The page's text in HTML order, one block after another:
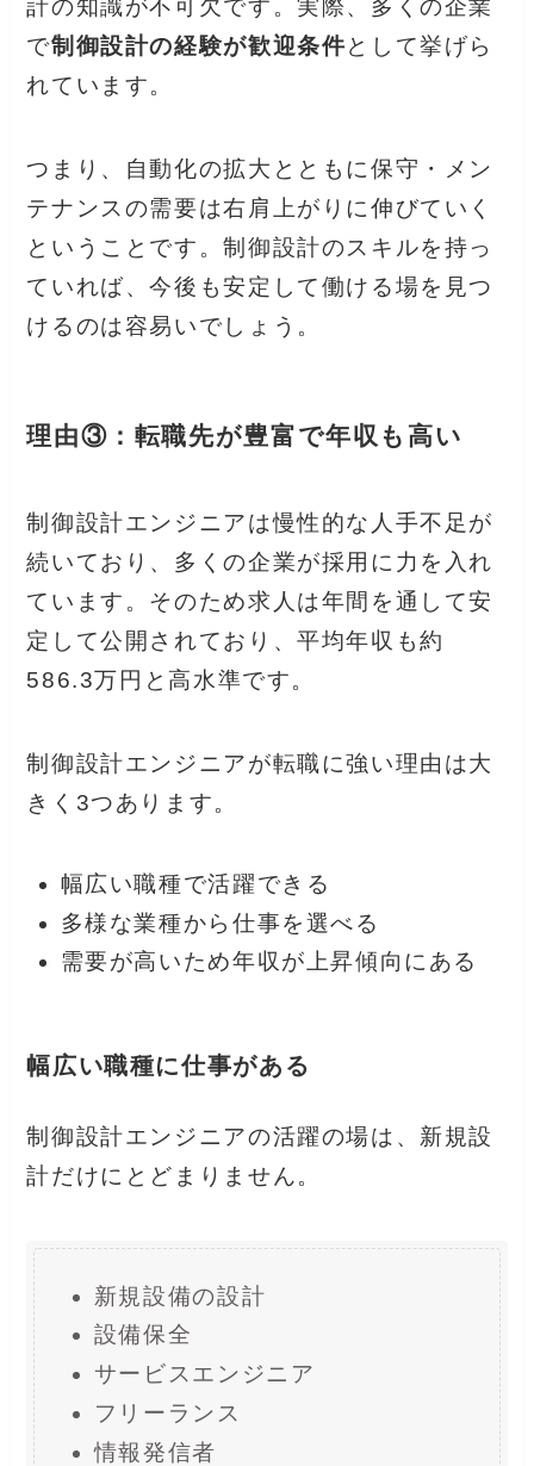
計の知識が不可欠です。実際、多くの企業
で制御設計の経験が歓迎条件として挙げら
れています。
つまり、自動化の拡大とともに保守・メン
テナンスの需要は右肩上がりに伸びていく
ということです。制御設計のスキルを持っ
ていれば、今後も安定して働ける場を見つ
けるのは容易いでしょう。
理由③：転職先が豊富で年収も高い
制御設計エンジニアは慢性的な人手不足が
続いており、多くの企業が採用に力を入れ
ています。そのため求人は年間を通して安
定して公開されており、平均年収も約
586.3万円と高水準です。
制御設計エンジニアが転職に強い理由は大
きく3つあります。
幅広い職種で活躍できる
多様な業種から仕事を選べる
需要が高いため年収が上昇傾向にある
幅広い職種に仕事がある
制御設計エンジニアの活躍の場は、新規設
計だけにとどまりません。
新規設備の設計
設備保全
サービスエンジニア
フリーランス
情報発信者